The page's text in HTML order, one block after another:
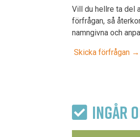
Vill du hellre ta del
förfrågan, så
namngivna och
Skicka förfrågan →
INGÅR